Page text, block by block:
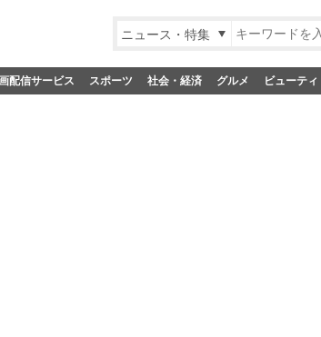
ニュース・特集
配信サービス スポーツ 社会・経済 グルメ ビューティ